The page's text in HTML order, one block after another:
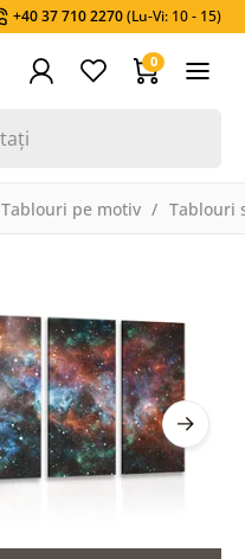
+40 37 710 2270(Lu-Vi: 10 - 15)
0
Tablouri pe motiv Tablouri